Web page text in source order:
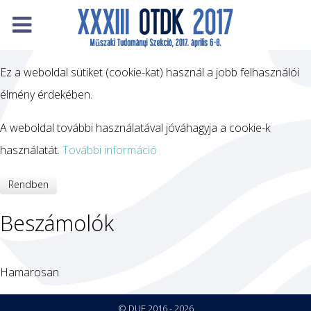
Ez a weboldal sütiket (cookie-kat) használ a jobb felhasználói
élmény érdekében.
A weboldal további használatával jóváhagyja a cookie-k
használatát. További információ
Rendben
Beszámolók
Hamarosan
© DUE 2016 - 2026